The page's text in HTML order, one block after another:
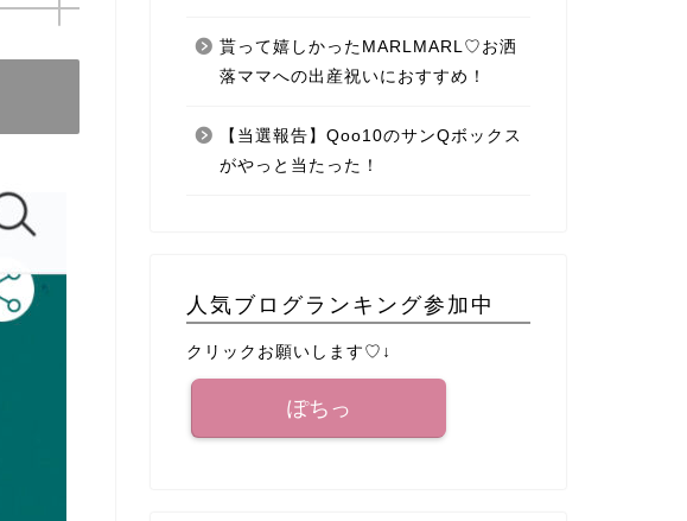
貰って嬉しかったMARLMARL♡お洒
落ママへの出産祝いにおすすめ！
【当選報告】Qoo10のサンQボックス
がやっと当たった！
人気ブログランキング参加中
クリックお願いします♡↓
ぽちっ